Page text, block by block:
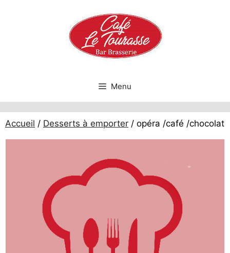
Menu
Accueil / Desserts à emporter / opéra /café /chocolat